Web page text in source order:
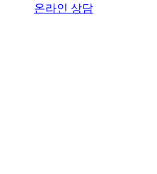
온라인 상담